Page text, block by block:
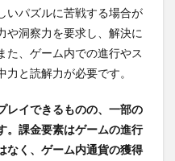
いパズルに苦戦する場合が
や洞察力を要求し、解決に
た、ゲーム内での進行やス
力と読解力が必要です。
レイできるものの、一部の
。課金要素はゲームの進行
なく、ゲーム内通貨の獲得